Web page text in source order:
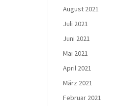
August 2021
Juli 2021
Juni 2021
Mai 2021
April 2021
März 2021
Februar 2021